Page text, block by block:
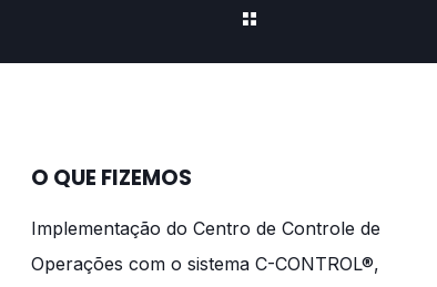
O QUE FIZEMOS
Implementação do Centro de Controle de
Operações com o sistema C-CONTROL®,